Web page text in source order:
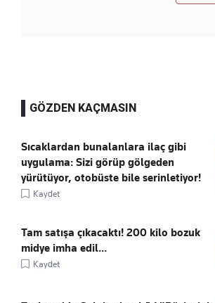
GÖZDEN KAÇMASIN
Sıcaklardan bunalanlara ilaç gibi
uygulama: Sizi görüp gölgeden
yürütüyor, otobüste bile serinletiyor!
Kaydet
Tam satışa çıkacaktı! 200 kilo bozuk
midye imha edil...
Kaydet